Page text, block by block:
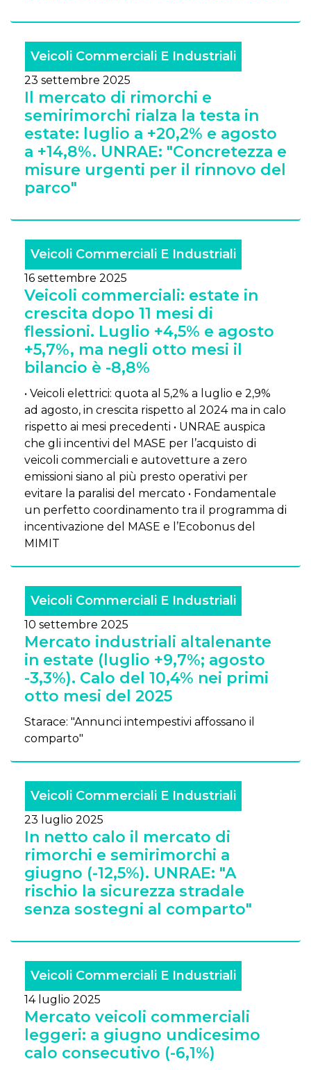
Veicoli Commerciali E Industriali
23 settembre 2025
Il mercato di rimorchi e
semirimorchi rialza la testa in
estate: luglio a +20,2% e agosto
a +14,8%. UNRAE: "Concretezza e
misure urgenti per il rinnovo del
parco"
Veicoli Commerciali E Industriali
16 settembre 2025
Veicoli commerciali: estate in
crescita dopo 11 mesi di
flessioni. Luglio +4,5% e agosto
+5,7%, ma negli otto mesi il
bilancio è -8,8%
• Veicoli elettrici: quota al 5,2% a luglio e 2,9%
ad agosto, in crescita rispetto al 2024 ma in calo
rispetto ai mesi precedenti • UNRAE auspica
che gli incentivi del MASE per l’acquisto di
veicoli commerciali e autovetture a zero
emissioni siano al più presto operativi per
evitare la paralisi del mercato • Fondamentale
un perfetto coordinamento tra il programma di
incentivazione del MASE e l’Ecobonus del
MIMIT
Veicoli Commerciali E Industriali
10 settembre 2025
Mercato industriali altalenante
in estate (luglio +9,7%; agosto
-3,3%). Calo del 10,4% nei primi
otto mesi del 2025
Starace: "Annunci intempestivi affossano il
comparto"
Veicoli Commerciali E Industriali
23 luglio 2025
In netto calo il mercato di
rimorchi e semirimorchi a
giugno (-12,5%). UNRAE: "A
rischio la sicurezza stradale
senza sostegni al comparto"
Veicoli Commerciali E Industriali
14 luglio 2025
Mercato veicoli commerciali
leggeri: a giugno undicesimo
calo consecutivo (-6,1%)